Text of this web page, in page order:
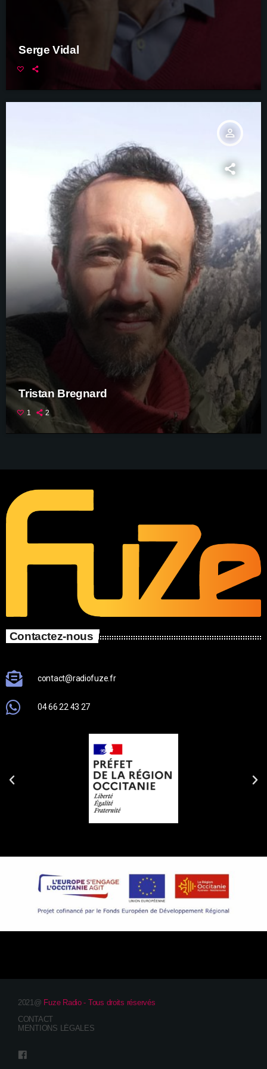
Serge Vidal
person_outline
Tristan Bregnard
1 2
Contactez-nous
contact@radiofuze.fr
04 66 22 43 27
2021@ Fuze Radio - Tous droits réservés
CONTACT
MENTIONS LÉGALES